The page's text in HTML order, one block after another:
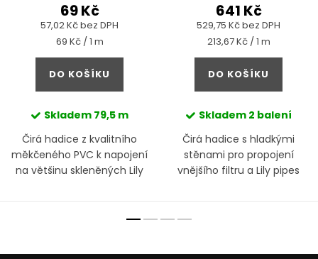
57,02 Kč bez DPH
69 Kč
Měrná
cena:
69 Kč / 1 m
DO KOŠÍKU
Skladem 79,5 m
Čirá hadice z kvalitního
měkčeného PVC k napojení
na většinu skleněných Lily
529,75 Kč bez DPH
641 Kč
Měrná
cena:
213,67 Kč / 1 m
DO KOŠÍKU
Skladem 2 balení
Čirá hadice s hladkými
stěnami pro propojení
vnějšího filtru a Lily pipes